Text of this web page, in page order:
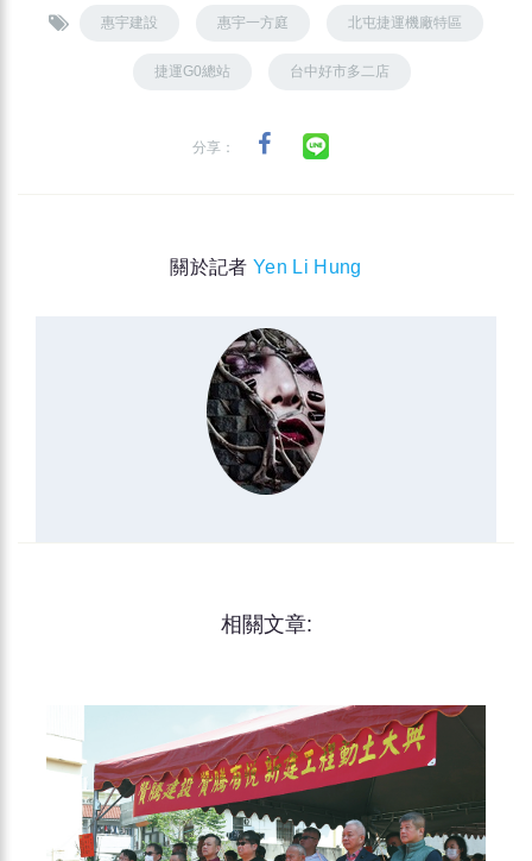
惠宇建設 惠宇一方庭 北屯捷運機廠特區
捷運G0總站 台中好市多二店
分享：
關於記者 Yen Li Hung
相關文章: